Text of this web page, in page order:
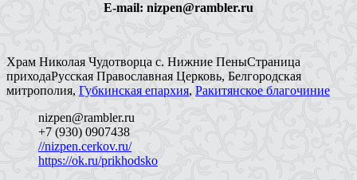
E-mail: nizpen@rambler.ru
Храм Николая Чудотворца с. Нижние ПеныСтраница
приходаРусская Православная Церковь, Белгородская
митрополия, Губкинская епархия, Ракитянское благочиние
nizpen@rambler.ru
+7 (930) 0907438
//nizpen.cerkov.ru/
https://ok.ru/prikhodsko